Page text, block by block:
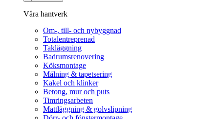
Våra hantverk
Om-, till- och nybyggnad
Totalentreprenad
Takläggning
Badrumsrenovering
Köksmontage
Målning & tapetsering
Kakel och klinker
Betong, mur och puts
Timringsarbeten
Mattläggning & golvslipning